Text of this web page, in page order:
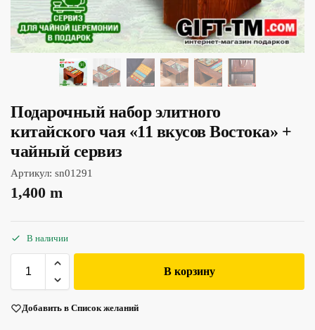
Подарочный набор элитного
китайского чая «11 вкусов Востока» +
чайный сервиз
Артикул: sn01291
1,400 m
В наличии
В корзину
Добавить в Список желаний